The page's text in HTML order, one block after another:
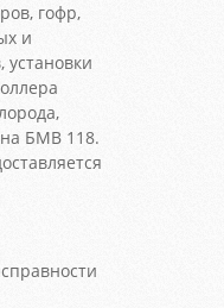
гофр,
и
установки
БМВ 118.